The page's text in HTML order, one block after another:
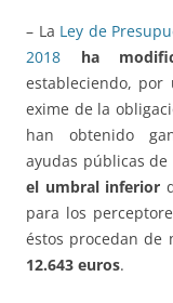
– La Ley de
2018
ha
estableciendo,
exime de la
han obtenido
ayudas públicas
el umbral inferior
para los
éstos procedan de
12.643 euros.